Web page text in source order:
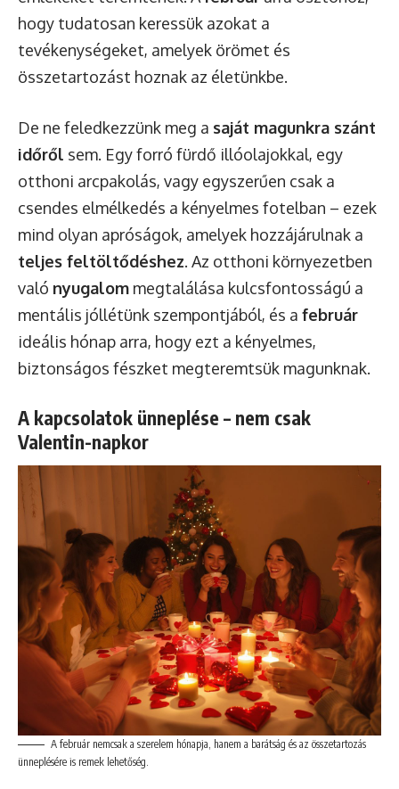
hogy tudatosan keressük azokat a
tevékenységeket, amelyek örömet és
összetartozást hoznak az életünkbe.
De ne feledkezzünk meg a saját magunkra szánt
időről sem. Egy forró fürdő illóolajokkal, egy
otthoni arcpakolás, vagy egyszerűen csak a
csendes elmélkedés a kényelmes fotelban – ezek
mind olyan apróságok, amelyek hozzájárulnak a
teljes feltöltődéshez. Az otthoni környezetben
való nyugalom megtalálása kulcsfontosságú a
mentális jóllétünk szempontjából, és a február
ideális hónap arra, hogy ezt a kényelmes,
biztonságos fészket megteremtsük magunknak.
A kapcsolatok ünneplése – nem csak
Valentin-napkor
A február nemcsak a szerelem hónapja, hanem a barátság és az összetartozás
ünneplésére is remek lehetőség.